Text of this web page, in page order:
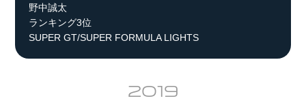
野中誠太
ランキング3位
SUPER GT/SUPER FORMULA LIGHTS
2019